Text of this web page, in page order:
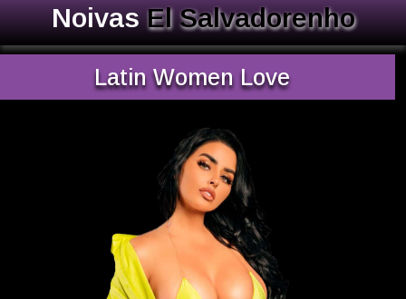
NoivasEl Salvadorenho
Latin Women Love